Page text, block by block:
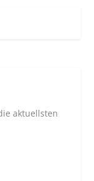
aktuellsten